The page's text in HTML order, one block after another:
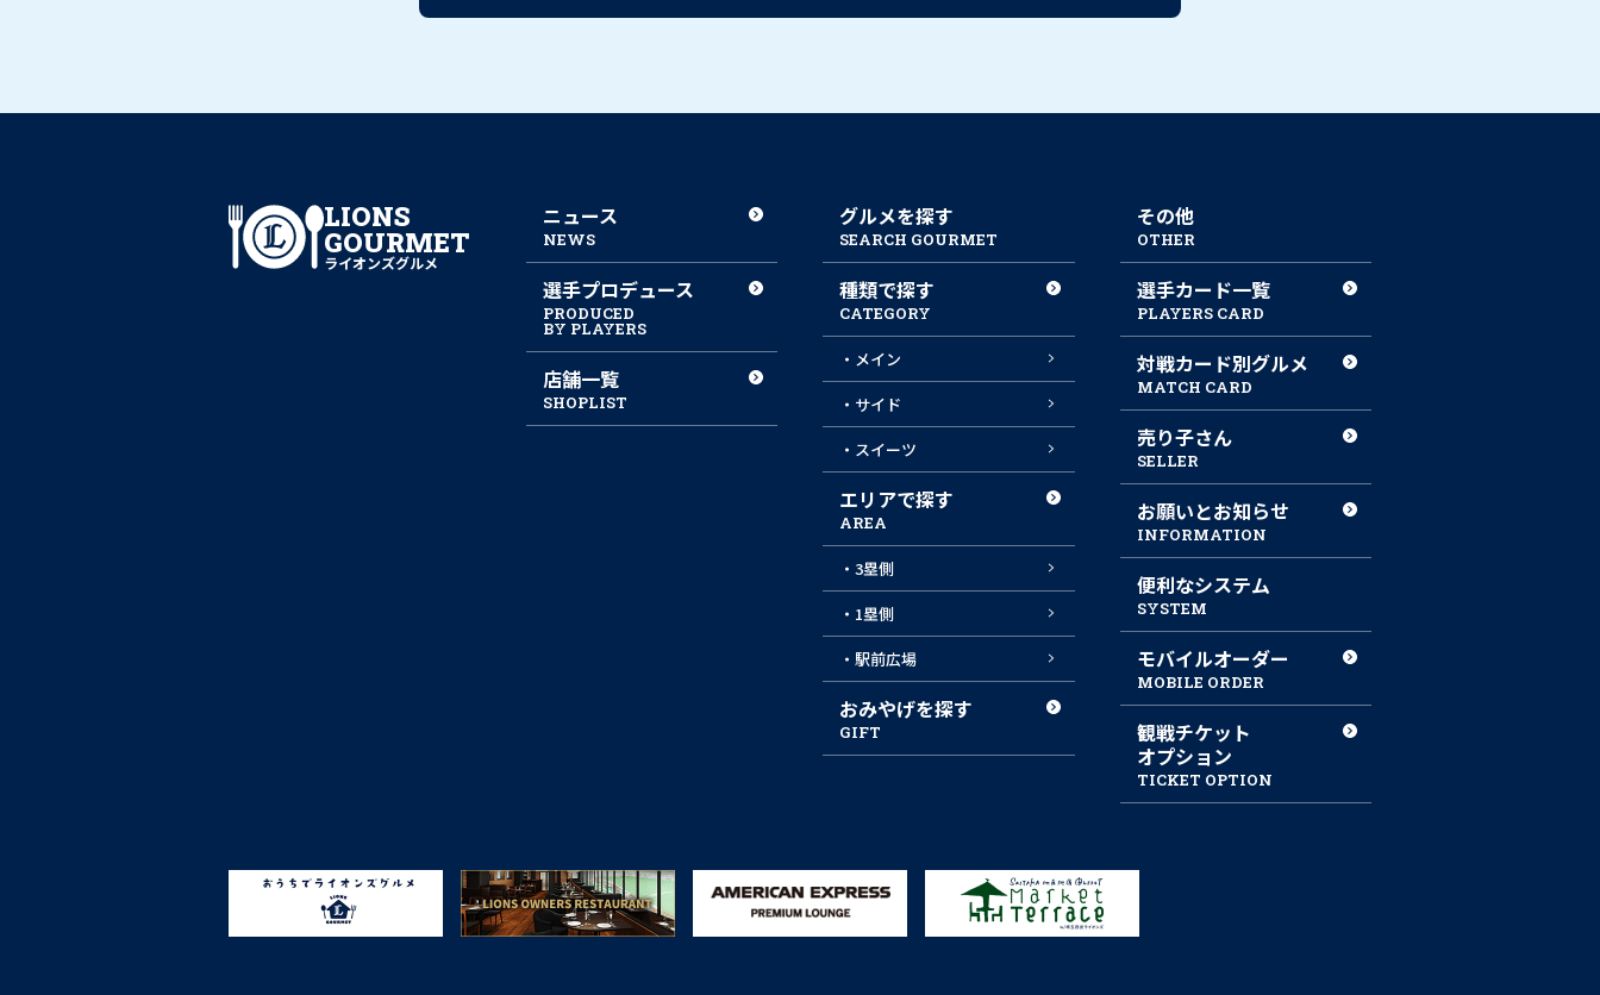
LIONS
GOURMET
ライオンズグルメ
ニュース
NEWS
選手プロデュース
PRODUCED
BY PLAYERS
店舗一覧
SHOPLIST
グルメを探す
SEARCH GOURMET
種類で探す
CATEGORY
・メイン
・サイド
・スイーツ
エリアで探す
AREA
・3塁側
・1塁側
・駅前広場
おみやげを探す
GIFT
その他
OTHER
選手カード一覧
PLAYERS CARD
対戦カード別グルメ
MATCH CARD
売り子さん
SELLER
お願いとお知らせ
INFORMATION
便利なシステム
SYSTEM
モバイルオーダー
MOBILE ORDER
観戦チケット
オプション
TICKET OPTION